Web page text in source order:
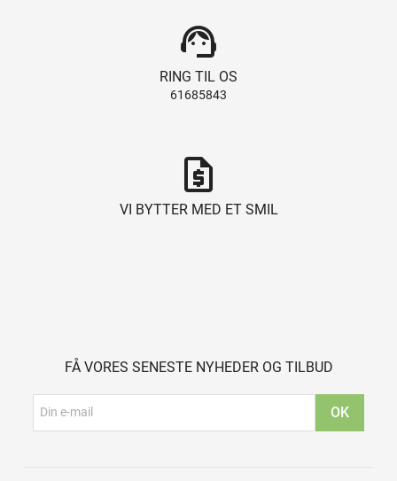
support_agent
RING TIL OS
61685843
request_quote
VI BYTTER MED ET SMIL
FÅ VORES SENESTE NYHEDER OG TILBUD